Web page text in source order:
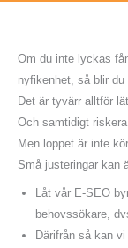
Om du inte lyckas
nyfikenhet, så blir
Det är tyvärr alltför
Och samtidigt
Men loppet är inte
Små justeringar kan
Låt vår E-SEO
behovssökare,
Därifrån så kan